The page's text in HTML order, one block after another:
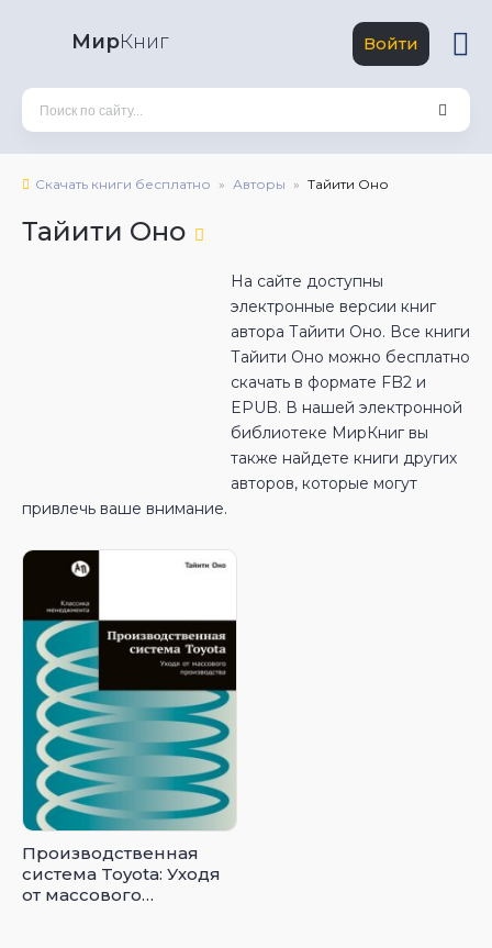
МирКниг Войти
Скачать книги бесплатно Авторы Тайити Оно
Тайити Оно
На сайте доступны
электронные версии книг
автора Тайити Оно. Все книги
Тайити Оно можно бесплатно
скачать в формате FB2 и
EPUB. В нашей электронной
библиотеке МирКниг вы
также найдете книги других
авторов, которые могут
привлечь ваше внимание.
Производственная
система Toyota: Уходя
от массового